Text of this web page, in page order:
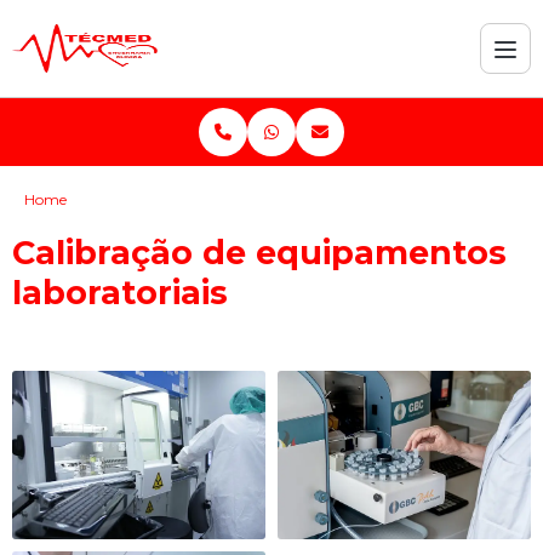
Home
Calibração de equipamentos
laboratoriais